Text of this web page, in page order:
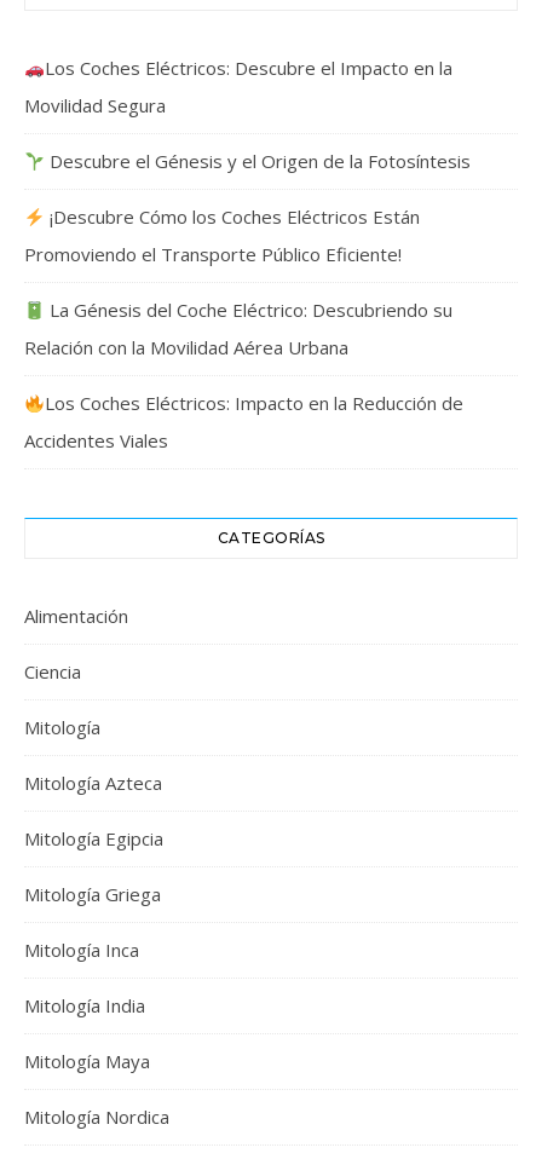
Los Coches Eléctricos: Descubre el Impacto en la
Movilidad Segura
Descubre el Génesis y el Origen de la Fotosíntesis
¡Descubre Cómo los Coches Eléctricos Están
Promoviendo el Transporte Público Eficiente!
La Génesis del Coche Eléctrico: Descubriendo su
Relación con la Movilidad Aérea Urbana
Los Coches Eléctricos: Impacto en la Reducción de
Accidentes Viales
CATEGORÍAS
Alimentación
Ciencia
Mitología
Mitología Azteca
Mitología Egipcia
Mitología Griega
Mitología Inca
Mitología India
Mitología Maya
Mitología Nordica